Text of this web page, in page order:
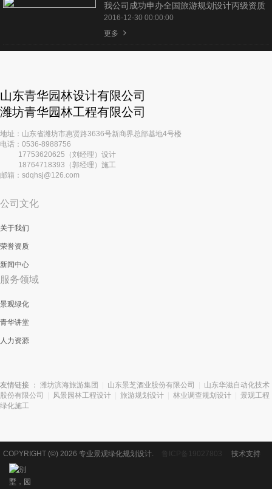
我公司成功申办全国旅游规划设计丙级资质
2016-12-30 00:00:00
更多
山东青华园林设计有限公司
潍坊青华园林工程有限公司
地址：山东省潍坊市惠贤路3636号新商界总部基地4号楼
电话：0536-8988756
17753620625（刘经理）设计
18764718393（郭经理）施工
邮箱：sdqhsj@126.com
公司文化
关于我们
荣誉资质
新闻中心
服务领域
景观绿化
青华讲堂
人力资源
友情链接 ： 潍坊滨海旅游集团 山东景芝酒业股份有限公司
山东华滋自动化技术
股份有限公司
风景园林工程设计 旅游规划设计 林业调查规划设计
景观工程
绿化施工
COPYRIGHT (©) 2026 专业景观绿化规划设计. 鲁ICP备19027803 技术支持